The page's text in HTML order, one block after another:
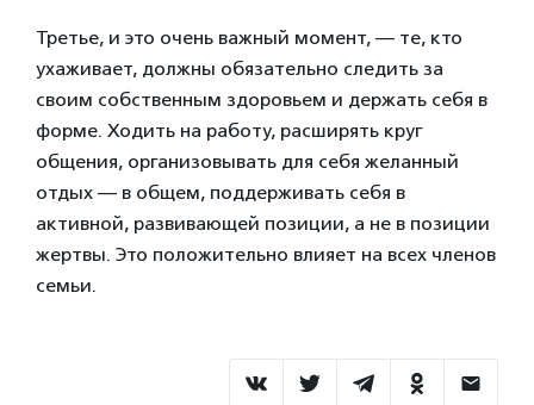
Третье, и это очень важный момент, — те, кто
ухаживает, должны обязательно следить за
своим собственным здоровьем и держать себя в
форме. Ходить на работу, расширять круг
общения, организовывать для себя желанный
отдых — в общем, поддерживать себя в
активной, развивающей позиции, а не в позиции
жертвы. Это положительно влияет на всех членов
семьи.